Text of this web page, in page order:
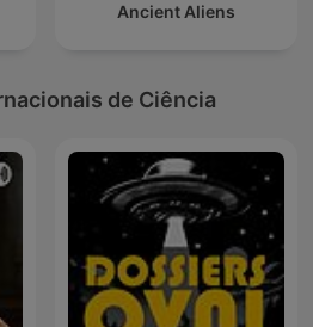
Ancient Aliens
de Ciência